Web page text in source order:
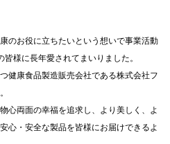
のお役に立ちたいという想いで事業活動
様に長年愛されてまいりました。
健康食品製造販売会社である株式会社フ
心両面の幸福を追求し、より美しく、よ
心・安全な製品を皆様にお届けできるよ